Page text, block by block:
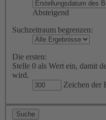
Absteigend
Suchzeitraum begrenzen:
Die ersten:
Stelle 0 als Wert ein, damit
wird.
Zeichen der